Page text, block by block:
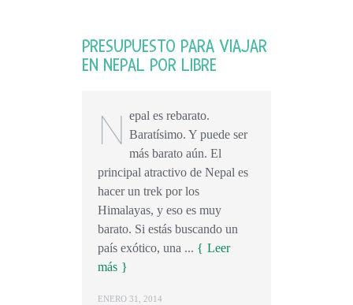
PRESUPUESTO PARA VIAJAR
EN NEPAL POR LIBRE
N epal es rebarato.
Baratísimo. Y puede ser
más barato aún. El
principal atractivo de Nepal es
hacer un trek por los
Himalayas, y eso es muy
barato. Si estás buscando un
país exótico, una ...
Leer
más
ENERO 31, 2014